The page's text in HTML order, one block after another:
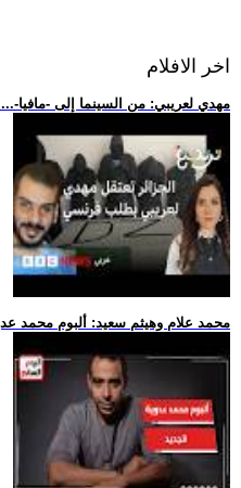
اخر الافلام
.. مهدي لعريبي: من السينما إلى -
.. محمد علام وهيثم سعيد: ألبوم محمد